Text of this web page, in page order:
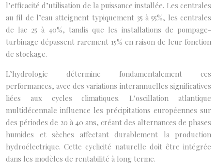
l’efficacité d’utilisation de la puissance installée. Les centrales
au fil de l’eau atteignent typiquement 35 à 55%, les centrales
de lac 25 à 40%, tandis que les installations de pompage-
turbinage dépassent rarement 15% en raison de leur fonction
de stockage.
L’hydrologie détermine fondamentalement ces
performances, avec des variations interannuelles significatives
liées aux cycles climatiques. L’oscillation atlantique
multidécennale influence les précipitations européennes sur
des périodes de 20 à 40 ans, créant des alternances de phases
humides et sèches affectant durablement la production
hydroélectrique. Cette cyclicité naturelle doit être intégrée
dans les modèles de rentabilité à long terme.